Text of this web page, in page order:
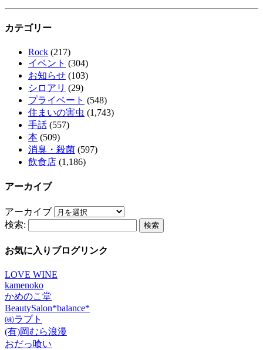
カテゴリー
Rock (217)
イベント (304)
お知らせ (103)
シロアリ (29)
プライベート (548)
住まいの害虫 (1,743)
手話 (557)
本 (509)
消臭・殺菌 (597)
飲食店 (1,186)
アーカイブ
アーカイブ
検索:
お気に入りブログリンク
LOVE WINE
kamenoko
かめのこ堂
BeautySalon*balance*
㈱ラプト
(有)岡むら浪漫
おだっ喰い